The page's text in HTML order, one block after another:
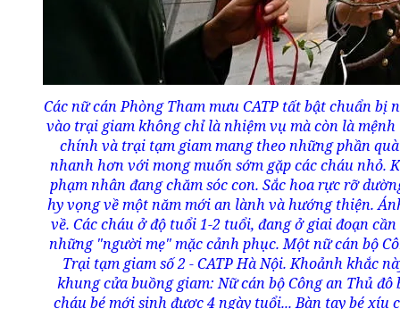
Các nữ cán Phòng Tham mưu CATP tất bật chuẩn bị những cành đào thật tươi. Với họ, việc mang không khí Tết vào trại giam không chỉ là nhiệm vụ mà còn là mệnh lệnh từ trái tim. Nữ cán bộ công an Phòng Tham mưu, Tài chính và trại tạm giam mang theo những phần quà thiết yếu tiến vào khu vực giam giữ. Bước chân ai cũng nhanh hơn với mong muốn sớm gặp các cháu nhỏ. Khoảnh khắc cành đào xuân được đưa vào khu vực các nữ phạm nhân đang chăm sóc con. Sắc hoa rực rỡ dường như làm bừng sáng không gian vốn ảm đạm, mang theo hy vọng về một năm mới an lành và hướng thiện. Ánh mắt trong veo của em bé khi được nữ cán bộ Công an vỗ về. Các cháu ở độ tuổi 1-2 tuổi, đang ở giai đoạn cần nhất sự chăm sóc và yêu thương. Hôm nay hơi ấm đến từ những "người mẹ" mặc cảnh phục. Một nữ cán bộ Công an vui đùa cùng cháu bé trên tay mẹ là phạm nhân tại Trại tạm giam số 2 - CATP Hà Nội. Khoảnh khắc này thật đẹp và ấm áp tình người. Hình ảnh xúc động qua khung cửa buồng giam: Nữ cán bộ Công an Thủ đô bế trên tay cháu bé sơ sinh. Trong buồng này còn có một cháu bé mới sinh được 4 ngày tuổi... Bàn tay bé xíu của thiên thần nhỏ nắm chặt lấy ngón tay của nữ chiến sĩ Công an. Một sự tin cậy tuyệt đối và bình yên đến lạ thường. Giây phút lắng đọng khi nữ cán bộ Công an Thủ đô nhắm mắt, ôm chặt cháu bé vào lòng như con đẻ của mình. Tình mẫu tử thiêng liêng dường như lan tỏa khắp buồng giam ở Bệnh xá Trại tạm giam số 2 Không khí đầm ấm bên trong buồng giam ở Trại tạm giam số 1. Chương trình không chỉ mang vật chất đến cho các cháu mà còn gửi gắm thông điệp nhân văn sâu sắc của Công an Thủ đô: Mọi lỗi lầm đều có thể được tha thứ nếu biết quay đầu, và trẻ em luôn xứng đáng được yêu thương, chăm sóc trong mọi hoàn cảnh. Không khí đầm ấm bên trong buồng giam ở Trại tạm giam số 1. Chương trình không chỉ mang vật chất đến cho các cháu mà còn gửi gắm thông điệp nhân văn sâu sắc của Công an Thủ đô: Mọi lỗi lầm đều có thể được tha thứ nếu biết quay đầu, và trẻ em luôn xứng đáng được yêu thương, chăm sóc trong mọi hoàn cảnh. Những nữ cán bộ tại các Trại tạm